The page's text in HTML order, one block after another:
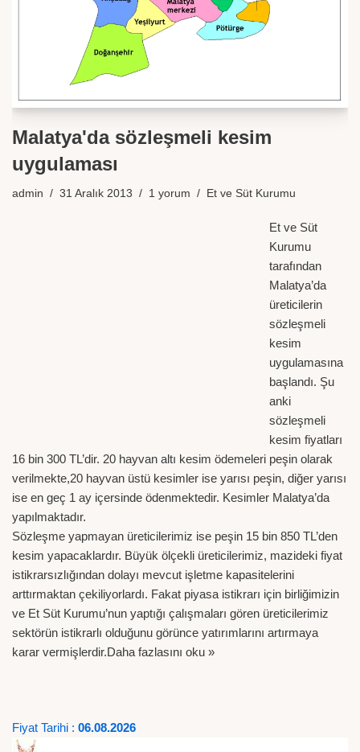
Malatya'da sözleşmeli kesim
uygulaması
admin 31 Aralık 2013 1 yorum Et ve Süt Kurumu
Et ve Süt
Kurumu
tarafından
Malatya’da
üreticilerin
sözleşmeli
kesim
uygulamasına
başlandı. Şu
anki
sözleşmeli
kesim fiyatları
16 bin 300 TL’dir. 20 hayvan altı kesim ödemeleri peşin olarak
verilmekte,20 hayvan üstü kesimler ise yarısı peşin, diğer yarısı
ise en geç 1 ay içersinde ödenmektedir. Kesimler Malatya’da
yapılmaktadır.
Sözleşme yapmayan üreticilerimiz ise peşin 15 bin 850 TL’den
kesim yapacaklardır. Büyük ölçekli üreticilerimiz, mazideki fiyat
istikrarsızlığından dolayı mevcut işletme kapasitelerini
arttırmaktan çekiliyorlardı. Fakat piyasa istikrarı için birliğimizin
ve Et Süt Kurumu’nun yaptığı çalışmaları gören üreticilerimiz
sektörün istikrarlı olduğunu görünce yatırımlarını artırmaya
karar vermişlerdir.Daha fazlasını oku »
Fiyat Tarihi : 06.08.2026